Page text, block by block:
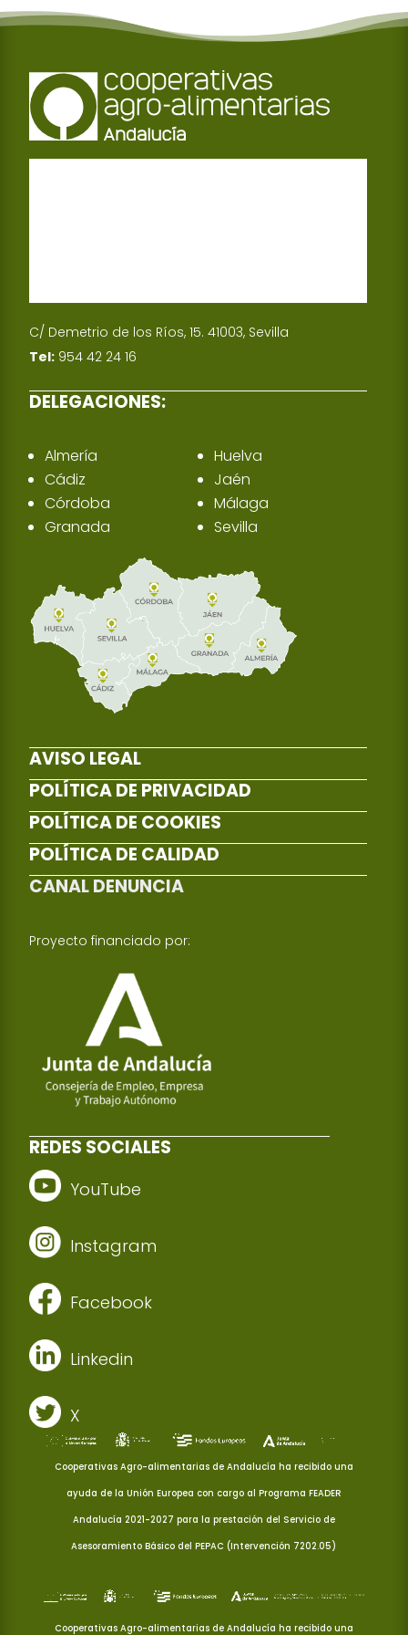
k
r
s
p
p
k
d
I
n
C/ Demetrio de los Ríos, 15. 41003, Sevilla
Tel: 954 42 24 16
DELEGACIONES:
Almería
Cádiz
Córdoba
Granada
Huelva
Jaén
Málaga
Sevilla
AVISO LEGAL
POLÍTICA DE PRIVACIDAD
POLÍTICA DE COOKIES
POLÍTICA DE CALIDAD
CANAL DENUNCIA
Proyecto financiado por:
REDES SOCIALES
YouTube
Instagram
Facebook
Linkedin
X
Cooperativas Agro-alimentarias de Andalucía ha recibido una
ayuda de la Unión Europea con cargo al Programa FEADER
Andalucía 2021-2027 para la prestación del Servicio de
Asesoramiento Básico del PEPAC (Intervención 7202.05)
Cooperativas Agro-alimentarias de Andalucía ha recibido una